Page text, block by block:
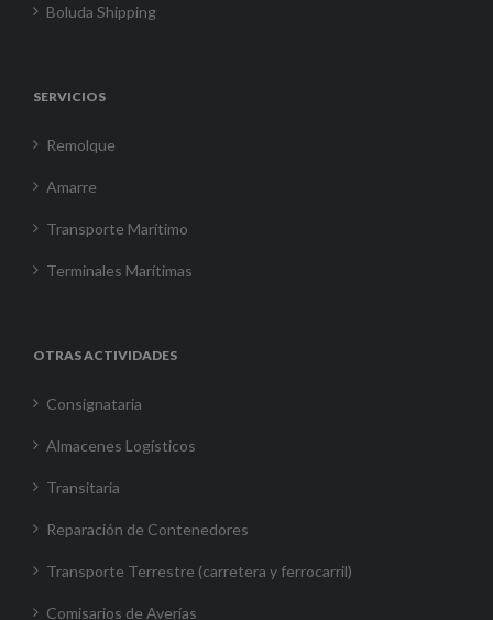
Boluda Shipping
SERVICIOS
Remolque
Amarre
Transporte Marítimo
Terminales Marítimas
OTRAS ACTIVIDADES
Consignataria
Almacenes Logísticos
Transitaria
Reparación de Contenedores
Transporte Terrestre (carretera y ferrocarril)
Comisarios de Averías